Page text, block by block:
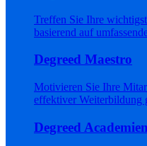
Treffen Sie Ihre
basierend auf
Degreed Maestro
Motivieren Sie Ihre
effektiver Weiterbildung
Degreed Academien